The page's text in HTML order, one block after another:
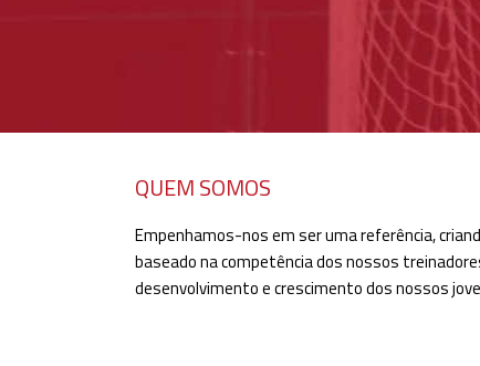
QUEM SOMOS
Empenhamos-nos em ser uma referência,
baseado na competência dos nossos
desenvolvimento e crescimento dos nossos